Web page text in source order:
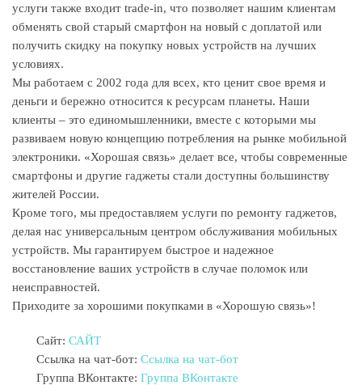
услуги также входит trade-in, что позволяет нашим клиентам
обменять свой старый смартфон на новый с доплатой или
получить скидку на покупку новых устройств на лучших
условиях.
Мы работаем с 2002 года для всех, кто ценит свое время и
деньги и бережно относится к ресурсам планеты. Наши
клиенты – это единомышленники, вместе с которыми мы
развиваем новую концепцию потребления на рынке мобильной
электроники. «Хорошая связь» делает все, чтобы современные
смартфоны и другие гаджеты стали доступны большинству
жителей России.
Кроме того, мы предоставляем услуги по ремонту гаджетов,
делая нас универсальным центром обслуживания мобильных
устройств. Мы гарантируем быстрое и надежное
восстановление ваших устройств в случае поломок или
неисправностей.
Приходите за хорошими покупками в «Хорошую связь»!
Сайт: САЙТ
Ссылка на чат-бот: Ссылка на чат-бот
Группа ВКонтакте: Группа ВКонтакте